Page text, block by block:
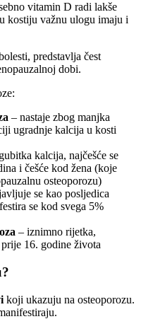
vitamin D radi lakše
kostiju važnu ulogu imaju i
predstavlja čest
dobi.
– nastaje zbog manjka
ugradnje kalcija u kosti
kalcija, najčešće se
i češće kod žena (koje
osteoporozu)
se kao posljedica
se kod svega 5%
– iznimno rijetka,
16. godine života
koji ukazuju na osteoporozu.